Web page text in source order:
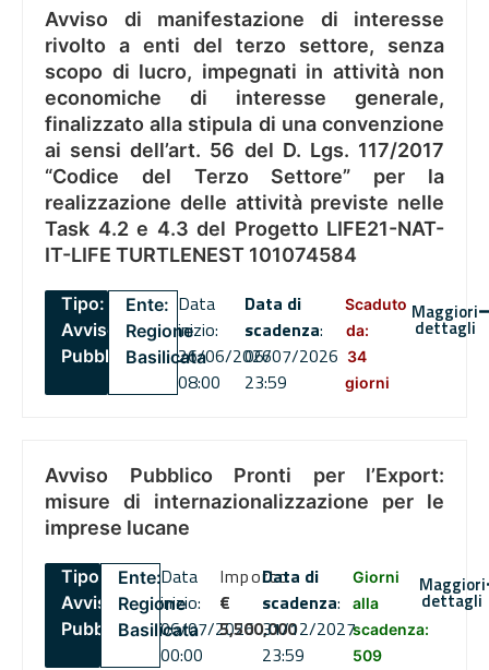
Avviso di manifestazione di interesse
rivolto a enti del terzo settore, senza
scopo di lucro, impegnati in attività non
economiche di interesse generale,
finalizzato alla stipula di una convenzione
ai sensi dell’art. 56 del D. Lgs. 117/2017
“Codice del Terzo Settore” per la
realizzazione delle attività previste nelle
Task 4.2 e 4.3 del Progetto LIFE21-NAT-
IT-LIFE TURTLENEST 101074584
Tipo:
Avviso
Pubblico
Ente:
Regione
Basilicata
Data
inizio:
26/06/2026
08:00
Data di
scadenza:
06/07/2026
23:59
Scaduto
da:
34
giorni
Maggiori
dettagli
Avviso Pubblico Pronti per l’Export:
misure di internazionalizzazione per le
imprese lucane
Tipo:
Avviso
Pubblico
Ente:
Regione
Basilicata
Data
inizio:
06/07/2026
00:00
Importo
€
5,500,000
Data di
scadenza:
31/12/2027
23:59
Giorni
alla
scadenza:
509
Maggiori
dettagli